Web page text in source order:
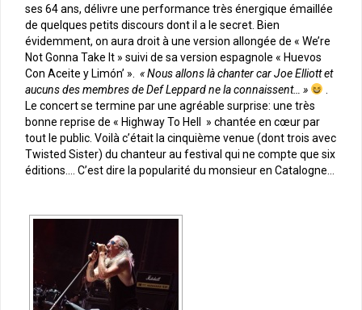
ses 64 ans, délivre une performance très énergique émaillée
de quelques petits discours dont il a le secret. Bien
évidemment, on aura droit à une version allongée de « We’re
Not Gonna Take It » suivi de sa version espagnole « Huevos
Con Aceite y Limón’ ». « Nous allons là chanter car Joe Elliott et
aucuns des membres de Def Leppard ne la connaissent… »
Le concert se termine par une agréable surprise: une très
bonne reprise de « Highway To Hell » chantée en cœur par
tout le public. Voilà c’était la cinquième venue (dont trois avec
Twisted Sister) du chanteur au festival qui ne compte que six
éditions…. C’est dire la popularité du monsieur en Catalogne…